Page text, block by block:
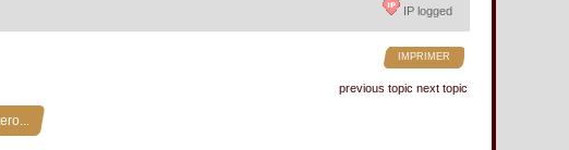
IP logged
IMPRIMER
previous topic next topic